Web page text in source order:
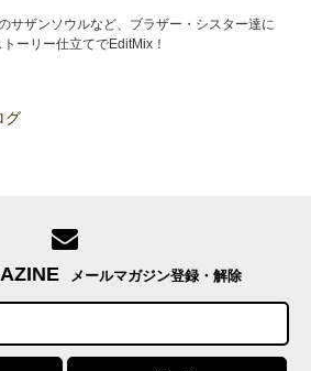
サザンソウルなど、ブラザー・シスター達に
ーリー仕立てでEditMix！
メールマガジン登録・解除